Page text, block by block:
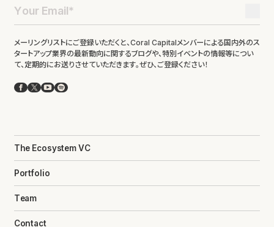
メーリングリストにご登録いただくと、Coral Capitalメンバーによる国内外のス
タートアップ業界の最新動向に関するブログや、特別イベントの情報等につい
て、定期的にお送りさせていただきます。ぜひ、ご登録ください！
Facebook
X YouTube
Spotify
The Ecosystem VC
Portfolio
Team
Contact